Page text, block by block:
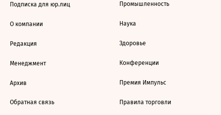
Подписка для юр.лиц
О компании
Редакция
Менеджмент
Архив
Обратная связь
Промышленность
Наука
Здоровье
Конференции
Премия Импульс
Правила торговли